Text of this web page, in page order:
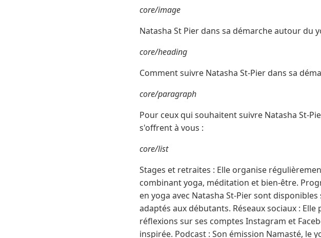
core/image
Natasha St Pier dans sa démarche autour du
core/heading
Comment suivre Natasha St-Pier dans sa
core/paragraph
Pour ceux qui souhaitent suivre Natasha St-
s'offrent à vous :
core/list
Stages et retraites : Elle organise
combinant yoga, méditation et bien-être.
en yoga avec Natasha St-Pier sont
adaptés aux débutants. Réseaux sociaux :
réflexions sur ses comptes Instagram et
inspirée. Podcast : Son émission Namasté, le